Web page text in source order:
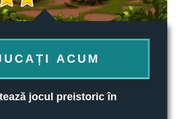
ACUM
jocul preistoric în